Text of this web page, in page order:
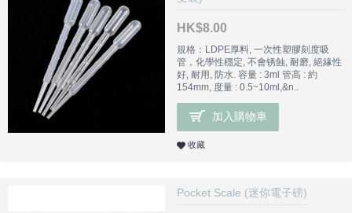
HK$8.00
規格：LDPE厚料, 一次性塑膠刻度吸
管，化學性穩定, 不會锈蝕, 耐磨, 絕緣性
好, 耐用, 防水. 容量 : 3ml 管高 : 約
154mm, 度量 : 0.5~10ml,&n..
加入購物車
收藏
Pocket Scale (迷你電子磅)